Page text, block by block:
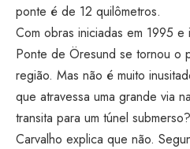
ponte é de 12 quilômetros.
Com obras iniciadas em 1995
Ponte de Öresund se tornou o
região. Mas não é muito
que atravessa uma grande via
transita para um túnel
Carvalho explica que não.